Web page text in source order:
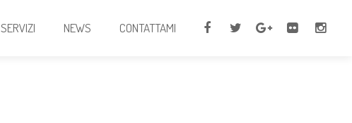
SERVIZI NEWS CONTATTAMI